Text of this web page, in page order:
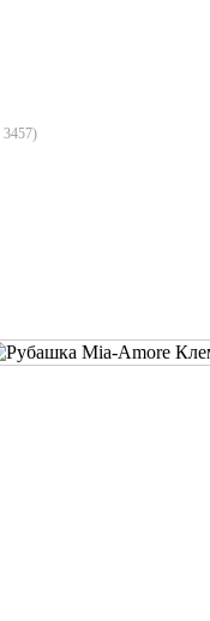
3457)